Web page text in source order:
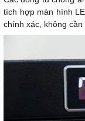
tích hợp màn hình
chính xác, không